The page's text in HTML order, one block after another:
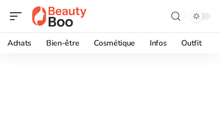
Achats Bien-être Cosmétique Infos Outfit